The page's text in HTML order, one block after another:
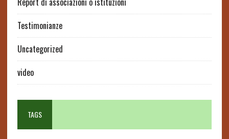
Testimonianze
Uncategorized
video
TAGS